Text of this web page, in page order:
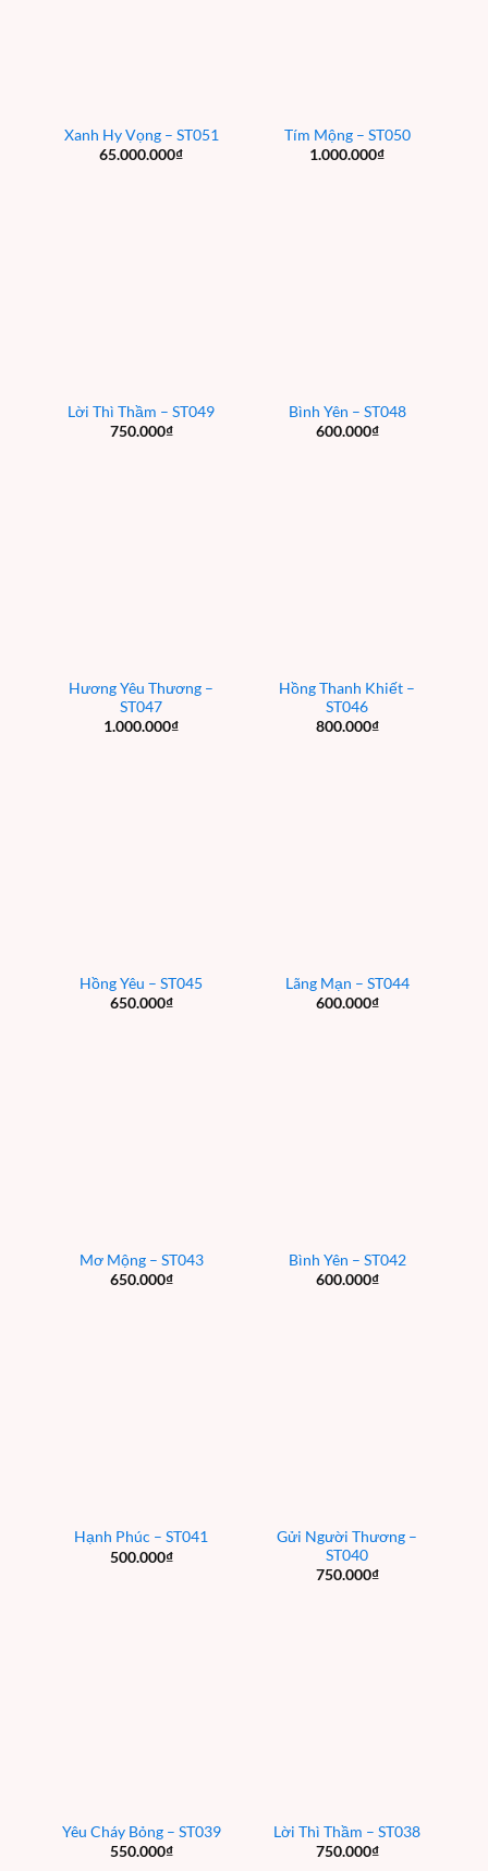
Xanh Hy Vọng – ST051
65.000.000₫
Tím Mộng – ST050
1.000.000₫
Lời Thì Thầm – ST049
750.000₫
Bình Yên – ST048
600.000₫
Hương Yêu Thương –
ST047
1.000.000₫
Hồng Thanh Khiết –
ST046
800.000₫
Hồng Yêu – ST045
650.000₫
Lãng Mạn – ST044
600.000₫
Mơ Mộng – ST043
650.000₫
Bình Yên – ST042
600.000₫
Hạnh Phúc – ST041
500.000₫
Gửi Người Thương –
ST040
750.000₫
Yêu Cháy Bỏng – ST039
550.000₫
Lời Thì Thầm – ST038
750.000₫